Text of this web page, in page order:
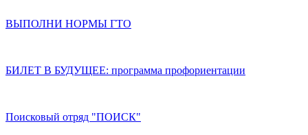
ВЫПОЛНИ НОРМЫ ГТО
БИЛЕТ В БУДУЩЕЕ: программа профориентации
Поисковый отряд "ПОИСК"